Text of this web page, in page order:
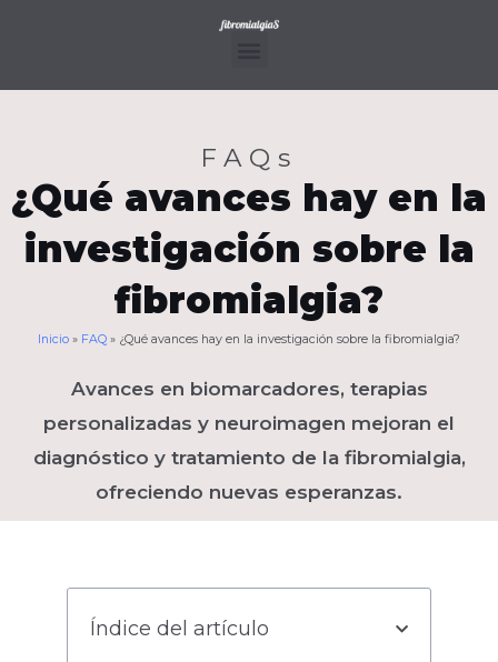
FAQs
¿Qué avances hay en la
investigación sobre la
fibromialgia?
Inicio » FAQ » ¿Qué avances hay en la investigación sobre la fibromialgia?
Avances en biomarcadores, terapias
personalizadas y neuroimagen mejoran el
diagnóstico y tratamiento de la fibromialgia,
ofreciendo nuevas esperanzas.
Índice del artículo